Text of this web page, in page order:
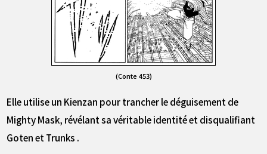
(Conte 453)
Elle utilise un Kienzan pour trancher le déguisement de
Mighty Mask, révélant sa véritable identité et disqualifiant
Goten et Trunks .